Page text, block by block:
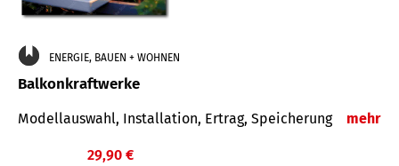
ENERGIE, BAUEN + WOHNEN
Balkonkraftwerke
Modellauswahl, Installation, Ertrag, Speicherung mehr
29,90 €